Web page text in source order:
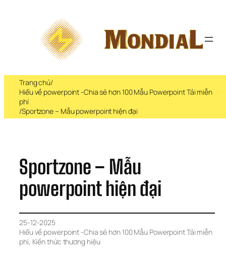
Trang chủ/
Hiểu về powerpoint -Chia sẻ hơn 100 Mẫu Powerpoint Tải miễn
phí
/Sportzone – Mẫu powerpoint hiện đại
Sportzone – Mẫu
powerpoint hiện đại
25-12-2025
Hiểu về powerpoint -Chia sẻ hơn 100 Mẫu Powerpoint Tải miễn
phí, Kiến thức thương hiệu